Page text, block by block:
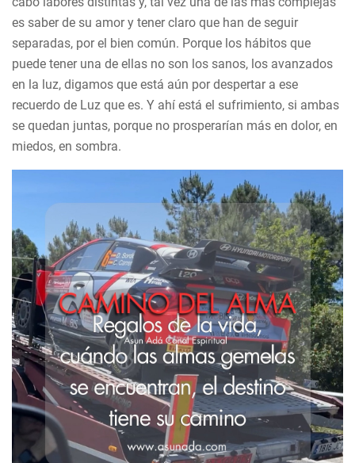
es saber de su amor y tener claro que han de seguir
separadas, por el bien común. Porque los hábitos que
puede tener una de ellas no son los sanos, los avanzados
en la luz, digamos que está aún por despertar a ese
recuerdo de Luz que es. Y ahí está el sufrimiento, si ambas
se quedan juntas, porque no prosperarían más en dolor, en
miedos, en sombra.